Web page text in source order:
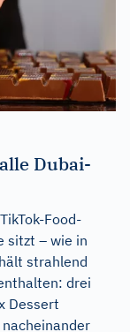
Dubai-
Food-
sitzt – wie in
strahlend
drei
Dessert